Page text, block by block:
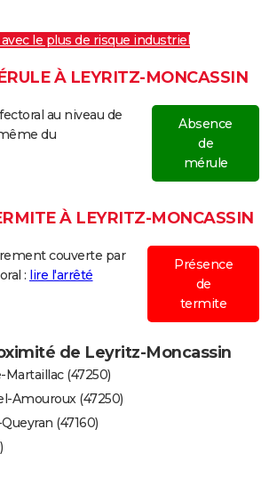
le plus de risque industriel
À LEYRITZ-MONCASSIN
au niveau de
du
Absence
de
mérule
À LEYRITZ-MONCASSIN
couverte par
: lire l'arrêté
Présence
de
termite
de Leyritz-Moncassin
(47250)
Amouroux (47250)
(47160)